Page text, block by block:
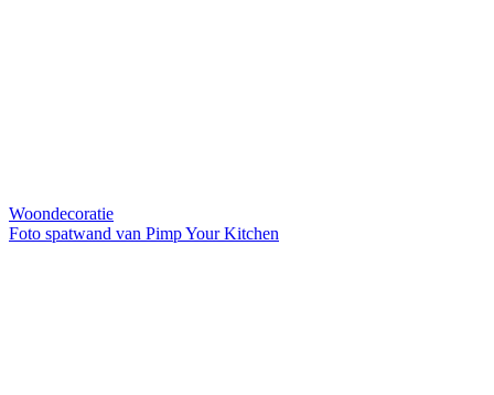
Woondecoratie
Foto spatwand van Pimp Your Kitchen